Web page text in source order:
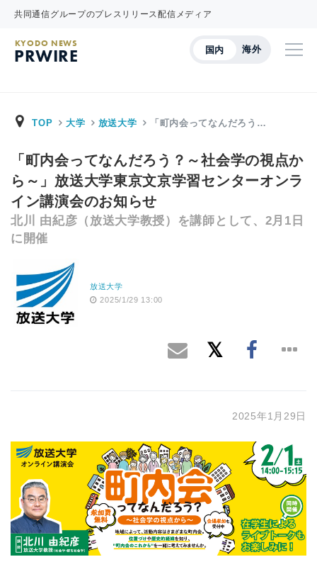
共同通信グループのプレスリリース配信メディア
国内 海外
KYODO NEWS
PRWIRE
TOP 大学 放送大学 「町内会ってなんだろう…
「町内会ってなんだろう？～社会学の視点か
ら～」放送大学東京文京学習センターオンラ
イン講演会のお知らせ
北川 由紀彦（放送大学教授）を講師として、2月1日
に開催
放送大学
2025/1/29 13:00
2025年1月29日